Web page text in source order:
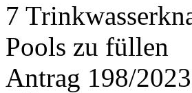
7
Pools zu füllen
Antrag 198/